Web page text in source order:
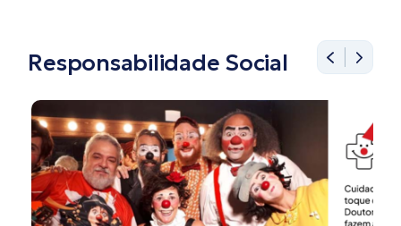
Responsabilidade Social